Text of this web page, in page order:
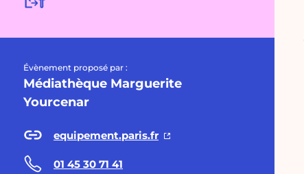
Évènement proposé par :
Médiathèque Marguerite
Yourcenar
equipement.paris.fr
01 45 30 71 41